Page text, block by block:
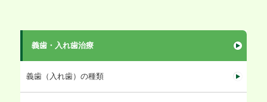
義歯・入れ歯治療
義歯（入れ歯）の種類